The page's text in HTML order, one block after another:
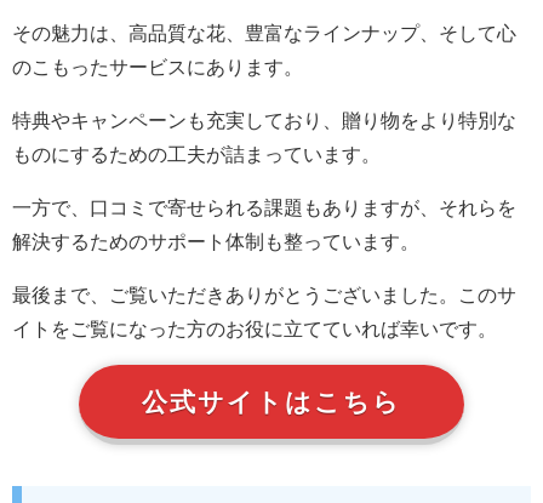
その魅力は、高品質な花、豊富なラインナップ、そして心
のこもったサービスにあります。
特典やキャンペーンも充実しており、贈り物をより特別な
ものにするための工夫が詰まっています。
一方で、口コミで寄せられる課題もありますが、それらを
解決するためのサポート体制も整っています。
最後まで、ご覧いただきありがとうございました。このサ
イトをご覧になった方のお役に立てていれば幸いです。
公式サイトはこちら